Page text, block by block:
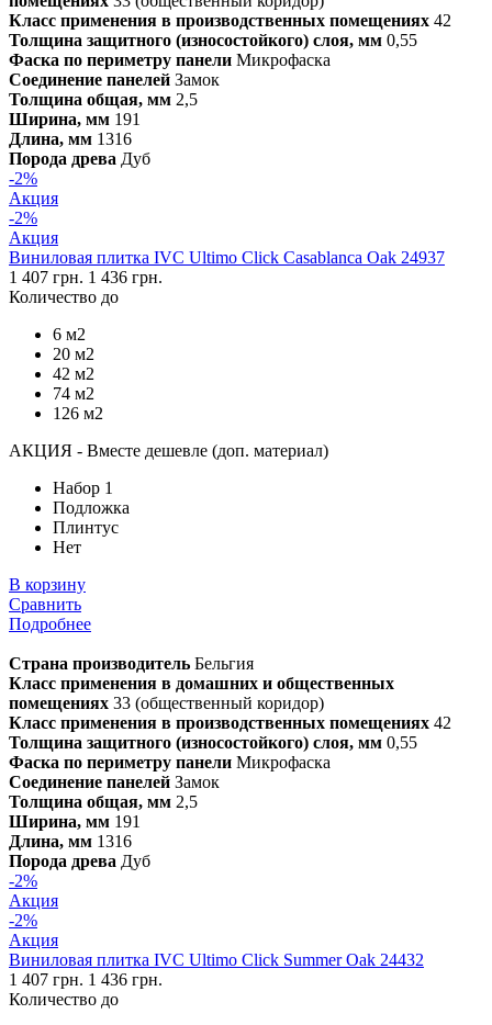
Класс применения в производственных помещениях 42
Толщина защитного (износостойкого) слоя, мм 0,55
Фаска по периметру панели Микрофаска
Соединение панелей Замок
Толщина общая, мм 2,5
Ширина, мм 191
Длина, мм 1316
Порода древа Дуб
-2%
Акция
-2%
Акция
Виниловая плитка IVC Ultimo Click Casablanca Oak 24937
1 407 грн. 1 436 грн.
Количество до
6 м2
20 м2
42 м2
74 м2
126 м2
АКЦИЯ - Вместе дешевле (доп. материал)
Набор 1
Подложка
Плинтус
Нет
В корзину
Сравнить
Подробнее
Страна производитель Бельгия
Класс применения в домашних и общественных
помещениях 33 (общественный коридор)
Класс применения в производственных помещениях 42
Толщина защитного (износостойкого) слоя, мм 0,55
Фаска по периметру панели Микрофаска
Соединение панелей Замок
Толщина общая, мм 2,5
Ширина, мм 191
Длина, мм 1316
Порода древа Дуб
-2%
Акция
-2%
Акция
Виниловая плитка IVC Ultimo Click Summer Oak 24432
1 407 грн. 1 436 грн.
Количество до